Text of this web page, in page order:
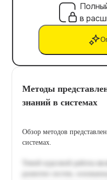
в
Методы
знаний в системах
Обзор методов
системах.